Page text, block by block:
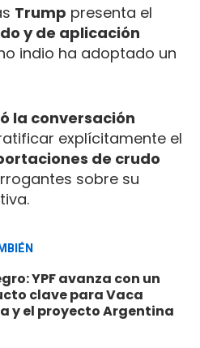
Trump presenta el
y de aplicación
indio ha adoptado un
la conversación
explícitamente el
de crudo
sobre su
YPF avanza con un
clave para Vaca
y el proyecto Argentina